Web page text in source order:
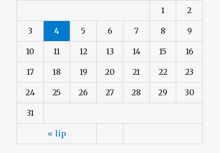
« lip
1 2
3 4 5 6 7 8 9
10 11 12 13 14 15 16
17 18 19 20 21 22 23
24 25 26 27 28 29 30
31